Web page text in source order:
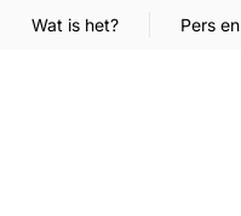
Wat is het? Pers